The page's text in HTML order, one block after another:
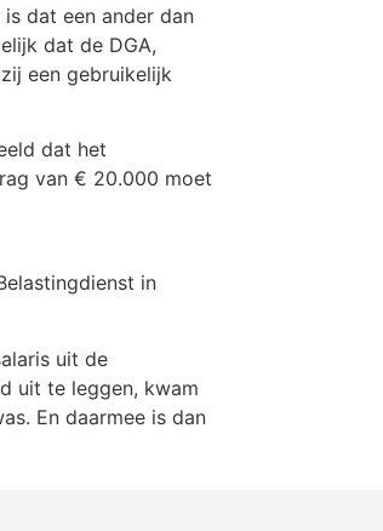
dat een ander dan
dat de DGA,
een gebruikelijk
dat het
van € 20.000 moet
in
uit de
uit te leggen, kwam
En daarmee is dan